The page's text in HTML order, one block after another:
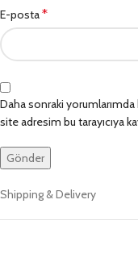
E-posta*
Daha sonraki
site adresim bu tarayıcıya
Shipping & Delivery